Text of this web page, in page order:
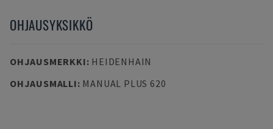
OHJAUSYKSIKKÖ
OHJAUSMERKKI: HEIDENHAIN
OHJAUSMALLI: MANUAL PLUS 620